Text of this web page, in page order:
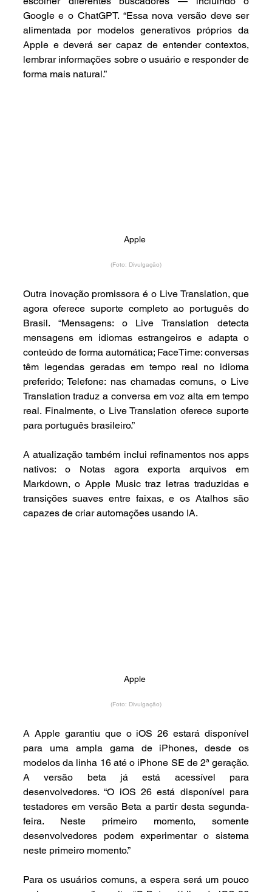
Google e o ChatGPT. “Essa nova versão deve ser
alimentada por modelos generativos próprios da
Apple e deverá ser capaz de entender contextos,
lembrar informações sobre o usuário e responder de
forma mais natural.”
Apple
(Foto: Divulgação)
Outra inovação promissora é o Live Translation, que
agora oferece suporte completo ao português do
Brasil. “Mensagens: o Live Translation detecta
mensagens em idiomas estrangeiros e adapta o
conteúdo de forma automática; FaceTime: conversas
têm legendas geradas em tempo real no idioma
preferido; Telefone: nas chamadas comuns, o Live
Translation traduz a conversa em voz alta em tempo
real. Finalmente, o Live Translation oferece suporte
para português brasileiro.”
A atualização também inclui refinamentos nos apps
nativos: o Notas agora exporta arquivos em
Markdown, o Apple Music traz letras traduzidas e
transições suaves entre faixas, e os Atalhos são
capazes de criar automações usando IA.
Apple
(Foto: Divulgação)
A Apple garantiu que o iOS 26 estará disponível
para uma ampla gama de iPhones, desde os
modelos da linha 16 até o iPhone SE de 2ª geração.
A versão beta já está acessível para
desenvolvedores. “O iOS 26 está disponível para
testadores em versão Beta a partir desta segunda-
feira. Neste primeiro momento, somente
desenvolvedores podem experimentar o sistema
neste primeiro momento.”
Para os usuários comuns, a espera será um pouco